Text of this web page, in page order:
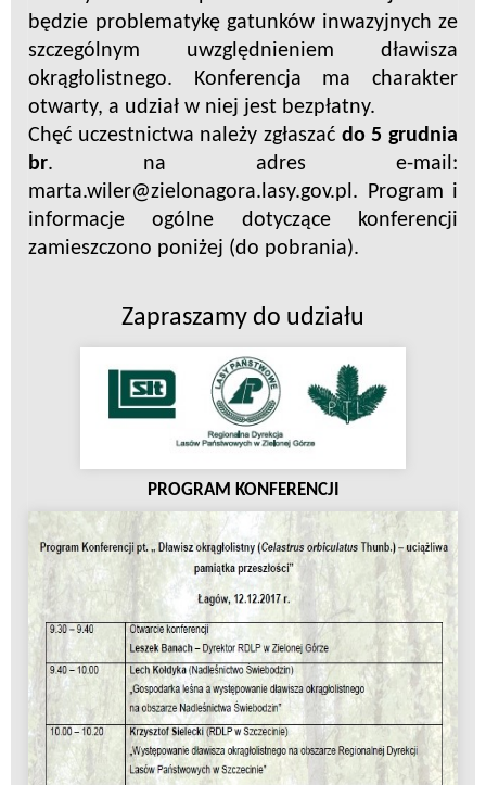
będzie problematykę gatunków inwazyjnych ze
szczególnym uwzględnieniem dławisza
okrągłolistnego. Konferencja ma charakter
otwarty, a udział w niej jest bezpłatny.
Chęć uczestnictwa należy zgłaszać do 5 grudnia
br. na adres e-mail:
marta.wiler@zielonagora.lasy.gov.pl. Program i
informacje ogólne dotyczące konferencji
zamieszczono poniżej (do pobrania).
Zapraszamy do udziału
PROGRAM KONFERENCJI